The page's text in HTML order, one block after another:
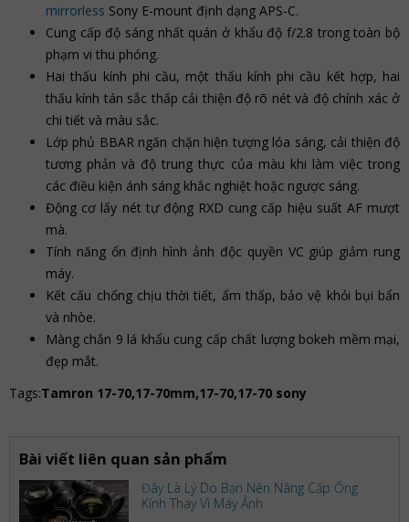
mirrorless Sony E-mount định dạng APS-C.
Cung cấp độ sáng nhất quán ở khẩu độ f/2.8 trong toàn bộ
phạm vi thu phóng.
Hai thấu kính phi cầu, một thấu kính phi cầu kết hợp, hai
thấu kính tán sắc thấp cải thiện độ rõ nét và độ chính xác ở
chi tiết và màu sắc.
Lớp phủ BBAR ngăn chặn hiện tượng lóa sáng, cải thiện độ
tương phản và độ trung thực của màu khi làm việc trong
các điều kiện ánh sáng khắc nghiệt hoặc ngược sáng.
Động cơ lấy nét tự động RXD cung cấp hiệu suất AF mượt
mà.
Tính năng ổn định hình ảnh độc quyền VC giúp giảm rung
máy.
Kết cấu chống chịu thời tiết, ẩm thấp, bảo vệ khỏi bụi bẩn
và nhòe.
Màng chắn 9 lá khẩu cung cấp chất lượng bokeh mềm mại,
đẹp mắt.
Tags:Tamron 17-70,17-70mm,17-70,17-70 sony
Bài viết liên quan sản phẩm
Đây Là Lý Do Bạn Nên Nâng Cấp Ống
Kính Thay Vì Máy Ảnh